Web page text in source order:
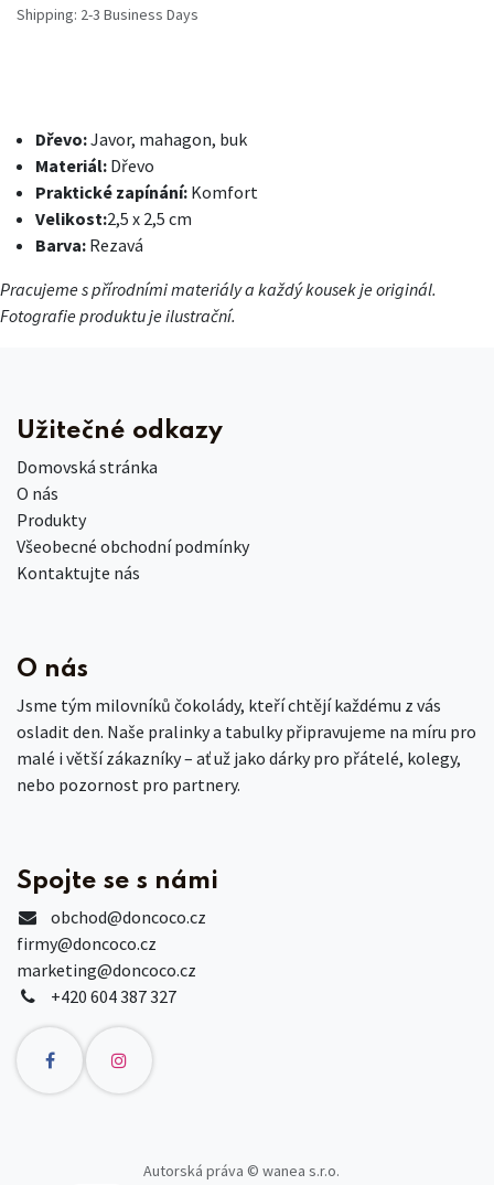
Shipping: 2-3 Business Days
Dřevo:Javor, mahagon, buk
Materiál: Dřevo
Praktické zapínání: Komfort
Velikost:2,5 x 2,5 cm
Barva: Rezavá
Pracujeme s přírodními materiály a každý kousek je originál.
Fotografie produktu je ilustrační.
Užitečné odkazy
Domovská stránka
O nás
Produkty
Všeobecné obchodní podmínky
Kontaktujte nás
O nás
Jsme tým milovníků čokolády, kteří chtějí každému z vás
osladit den. Naše pralinky a tabulky připravujeme na míru pro
malé i větší zákazníky – ať už jako dárky pro přátelé, kolegy,
nebo pozornost pro partnery.
Spojte se s námi
obchod@doncoco.cz
firmy@doncoco.cz
marketing@doncoco.cz
+420 604 387 327
Autorská práva © wanea s.r.o.